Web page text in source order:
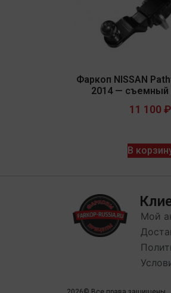
Фаркоп NISSAN
2014 — съемный
11 100 ₽
В
Мой